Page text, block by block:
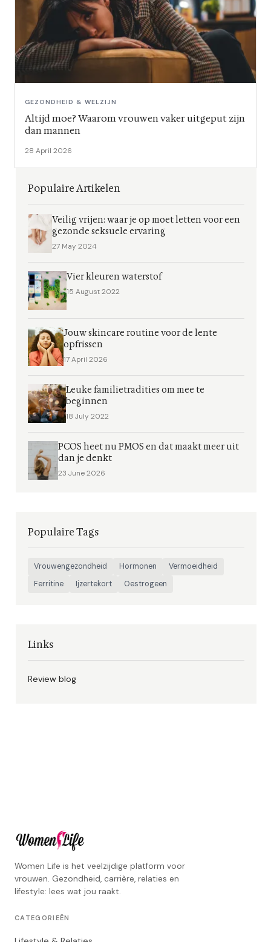
GEZONDHEID & WELZIJN
Altijd moe? Waarom vrouwen vaker uitgeput zijn
dan mannen
28 April 2026
Populaire Artikelen
Veilig vrijen: waar je op moet letten voor een
gezonde seksuele ervaring
27 May 2024
Vier kleuren waterstof
15 August 2022
Jouw skincare routine voor de lente
opfrissen
17 April 2026
Leuke familietradities om mee te
beginnen
18 July 2022
PCOS heet nu PMOS en dat maakt meer uit
dan je denkt
23 June 2026
Populaire Tags
Vrouwengezondheid Hormonen
Vermoeidheid
Ferritine
Ijzertekort Oestrogeen
Links
Review blog
Women Life is het veelzijdige platform voor
vrouwen. Gezondheid, carrière, relaties en
lifestyle: lees wat jou raakt.
CATEGORIEËN